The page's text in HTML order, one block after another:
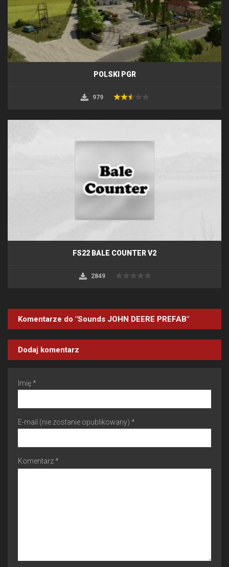
POLSKI PGR
979
FS22 BALE COUNTER V2
2849
Komentarze do "Sounds JOHN DEERE PREFAB"
Dodaj komentarz
Imię *
E-mail (nie zostanie opublikowany) *
Komentarz *